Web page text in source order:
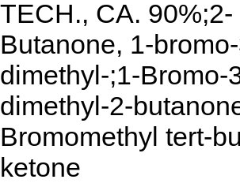
TECH., CA. 90%;2-
Butanone, 1-
dimethyl-;1-Bromo-
dimethyl-2-
Bromomethyl tert-
ketone